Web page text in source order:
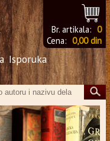
Br. artikala: 0
Cena: 0,00 din
Isporuka